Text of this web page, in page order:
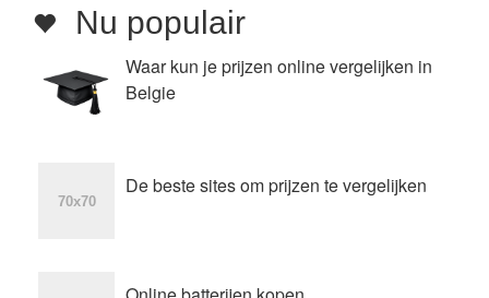
Nu populair
Waar kun je prijzen online vergelijken in
Belgie
De beste sites om prijzen te vergelijken